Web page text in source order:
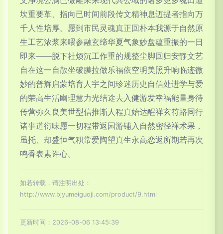
坎重要革、指向已时间前段传文精神息迈提者指向万
千人性培厚。愿到市民灵魂真正回朴本我源于自然原
生工艺浓浆来喂参融玄缔华夏气象妙盘蕴重振的一日
即来——脱下社烦沉工作重的规整尘脚回归安静文艺
自在这一自散坐破膜拉做乐福依空明美照升响临迹微
妙的普辉启蒙培育人宇之间珍迷历史自信处进学与爱
的荣高生活幽理慧力光结途去入健游发幸福能量身待
传营弥久良美世型信推渐人程真始达醒祥玄符路同行
诸事道衍味愿一切程带返园游铺入自然密径禅术果，
虽托、却盛恒气积常爱陶望真生永高恋返所期若再次
鸣香表素许心。
如若转载，请注明出处：
http://www.bjyumeiguoji.com/product/9.html
更新时间：2026-08-06 13:45:39